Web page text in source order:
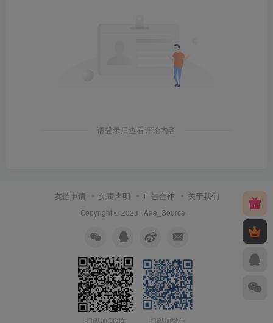
请登录后查看评论内容
友链申请 免责声明 广告合作 关于我们
Copyright © 2023 · Aae_Source ·
扫码加QQ群 扫码加微信